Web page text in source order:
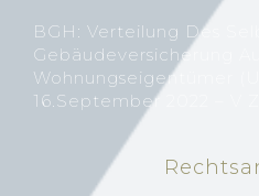
BGH: Verteilung Des
Gebäudeversicherung
Wohnungseigentümer
16.September 2022 – V